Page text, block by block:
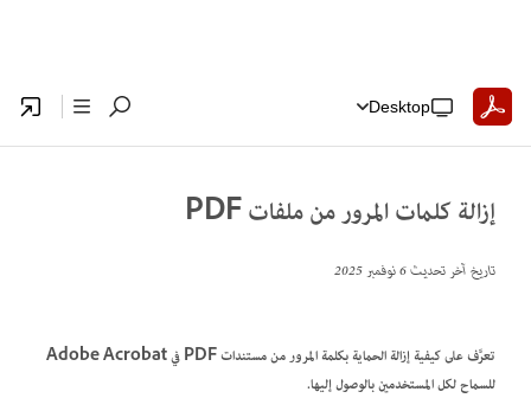
Desktop
إزالة كلمات المرور من ملفات PDF
تاريخ آخر تحديث6 نوفمبر 2025
تعرَّف على كيفية إزالة الحماية بكلمة المرور من مستندات PDF في Adobe Acrobat
للسماح لكل المستخدمين بالوصول إليها.